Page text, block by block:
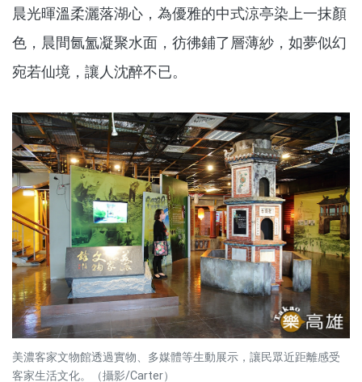
晨光暉溫柔灑落湖心，為優雅的中式涼亭染上一抹顏
色，晨間氤氳凝聚水面，彷彿鋪了層薄紗，如夢似幻
宛若仙境，讓人沈醉不已。
美濃客家文物館透過實物、多媒體等生動展示，讓民眾近距離感受
客家生活文化。（攝影/Carter）